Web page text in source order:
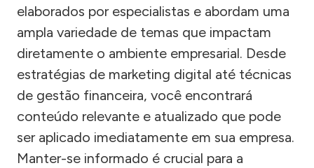
elaborados por especialistas e abordam uma
ampla variedade de temas que impactam
diretamente o ambiente empresarial. Desde
estratégias de marketing digital até técnicas
de gestão financeira, você encontrará
conteúdo relevante e atualizado que pode
ser aplicado imediatamente em sua empresa.
Manter-se informado é crucial para a